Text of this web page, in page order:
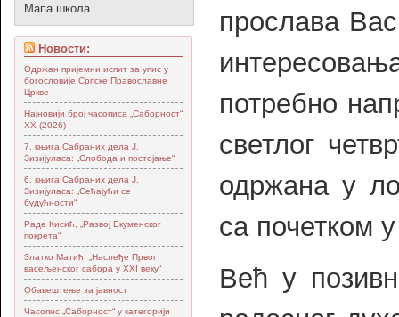
Мапа школа
Новости:
Одржан пријемни испит за упис у
богословије Српске Православне
Цркве
Најновији број часописа „Саборност“
XX (2026)
7. књига Сабраних дела Ј.
Зизијуласа: „Слобода и постојање“
6. књига Сабраних дела Ј.
Зизијуласа: „Сећајући се
будућности“
Раде Кисић, „Развој Екуменског
покрета“
Златко Матић, „Наслеђе Првог
васељенског сабора у XXI веку“
Обавештење за јавност
Часопис „Саборност“ у категорији
прослава
потребно
светлог
одржана у
са почетком
Већ у